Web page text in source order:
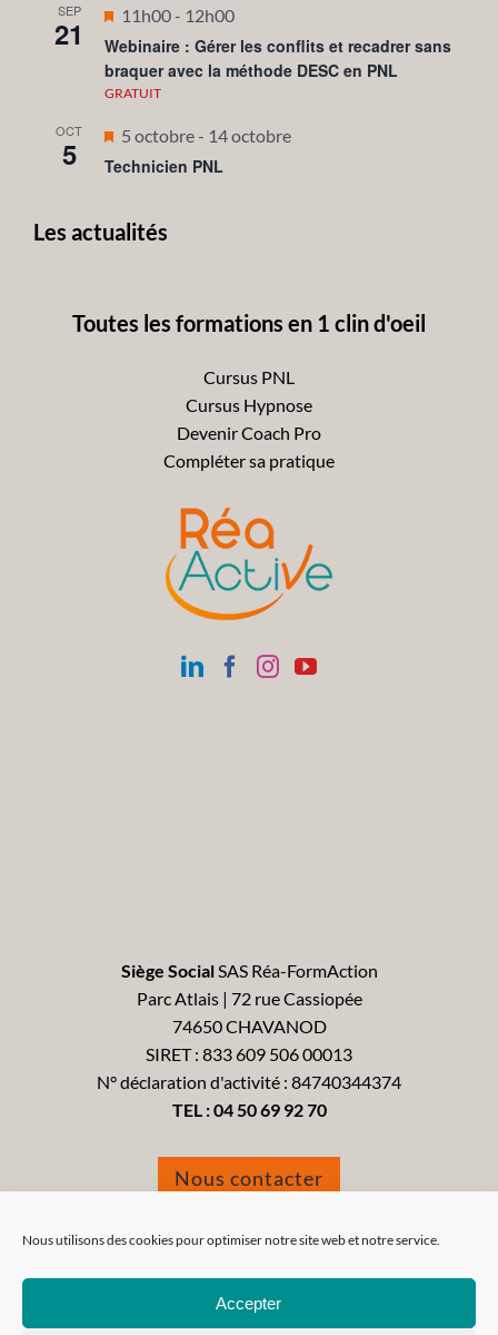
Nous utilisons des cookies pour optimiser notre site web et notre service.
Accepter
SEP
21
Mis
en
avant
11h00- 12h00
Webinaire : Gérer les conflits et recadrer sans
braquer avec la méthode DESC en PNL
GRATUIT
OCT
5
Mis
en
5 octobre- 14 octobre
Technicien PNL
Les actualités
Toutes les formations en 1 clin d'oeil
Cursus PNL
Cursus Hypnose
Devenir Coach Pro
Compléter sa pratique
Siège SocialSAS Réa-FormAction
Parc Atlais | 72 rue Cassiopée
74650 CHAVANOD
SIRET : 833 609 506 00013
N° déclaration d'activité : 84740344374
TEL :04 50 69 92 70
Nous contacter